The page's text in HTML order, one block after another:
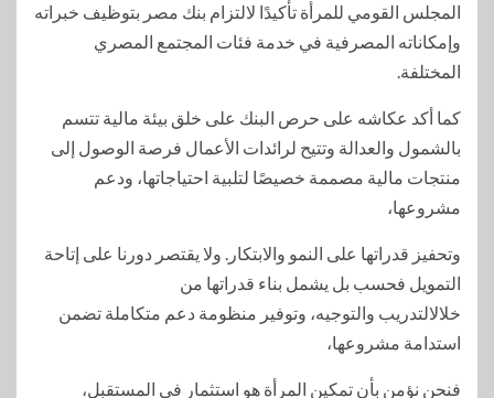
المجلس القومي للمرأة تأكيدًا لالتزام بنك مصر بتوظيف خبراته
وإمكاناته المصرفية في خدمة فئات المجتمع المصري
المختلفة.
كما أكد عكاشه على حرص البنك على خلق بيئة مالية تتسم
بالشمول والعدالة وتتيح لرائدات الأعمال فرصة الوصول إلى
منتجات مالية مصممة خصيصًا لتلبية احتياجاتها، ودعم
مشروعها،
وتحفيز قدراتها على النمو والابتكار. ولا يقتصر دورنا على إتاحة
التمويل فحسب بل يشمل بناء قدراتها من
خلالالتدريب والتوجيه، وتوفير منظومة دعم متكاملة تضمن
استدامة مشروعها،
فنحن نؤمن بأن تمكين المرأة هو استثمار في المستقبل،